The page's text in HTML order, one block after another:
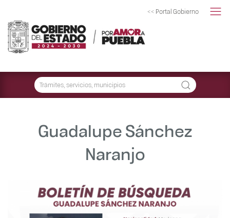
<< Portal Gobierno
Guadalupe Sánchez
Naranjo